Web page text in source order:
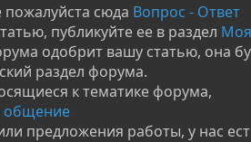
сюда Вопрос - Ответ
публикуйте ее в раздел Моя
одобрит вашу статью, она
раздел форума.
к тематике форума,
общение
предложения работы, у нас